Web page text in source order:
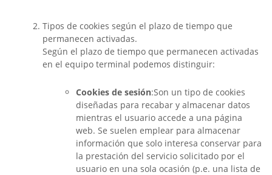
Tipos de cookies según el plazo de tiempo que
permanecen activadas.
Según el plazo de tiempo que permanecen activadas
en el equipo terminal podemos distinguir:
Cookies de sesión:Son un tipo de cookies
diseñadas para recabar y almacenar datos
mientras el usuario accede a una página
web. Se suelen emplear para almacenar
información que solo interesa conservar para
la prestación del servicio solicitado por el
usuario en una sola ocasión (p.e. una lista de